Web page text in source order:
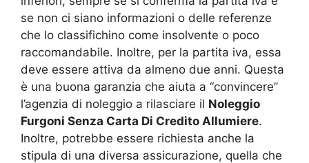
se non ci siano informazioni o delle referenze
che lo classifichino come insolvente o poco
raccomandabile. Inoltre, per la partita iva, essa
deve essere attiva da almeno due anni. Questa
è una buona garanzia che aiuta a “convincere”
l’agenzia di noleggio a rilasciare il Noleggio
Furgoni Senza Carta Di Credito Allumiere.
Inoltre, potrebbe essere richiesta anche la
stipula di una diversa assicurazione, quella che